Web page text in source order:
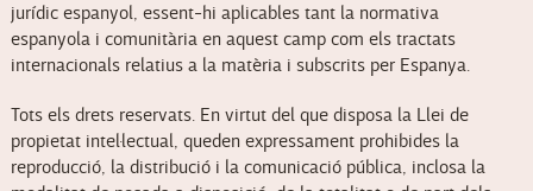
jurídic espanyol, essent-hi aplicables tant la normativa
espanyola i comunitària en aquest camp com els tractats
internacionals relatius a la matèria i subscrits per Espanya.
Tots els drets reservats. En virtut del que disposa la Llei de
propietat intel·lectual, queden expressament prohibides la
reproducció, la distribució i la comunicació pública, inclosa la